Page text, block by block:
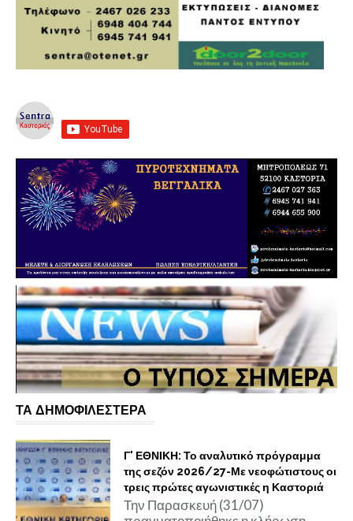
ΤΑ ΔΗΜΟΦΙΛΕΣΤΕΡΑ
Γ' ΕΘΝΙΚΗ: Το αναλυτικό πρόγραμμα
της σεζόν 2026/27-Με νεοφώτιστους οι
τρεις πρώτες αγωνιστικές η Καστοριά
Την Παρασκευή (31/07)